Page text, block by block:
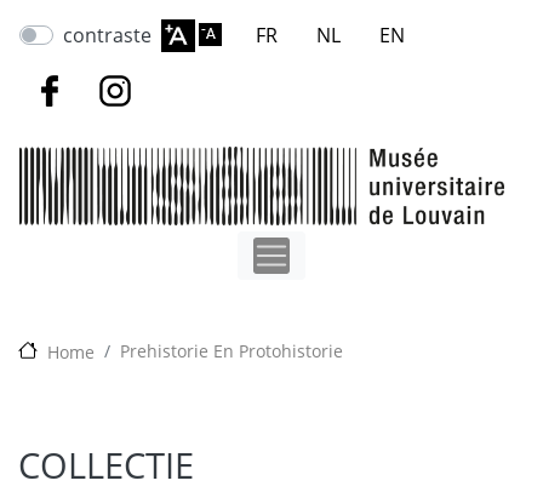
en
gaan
contraste FR NL EN
Home Prehistorie En Protohistorie
COLLECTIE